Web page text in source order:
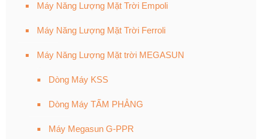
Máy Năng Lượng Mặt Trời Empoli
Máy Năng Lượng Mặt Trời Ferroli
Máy Năng Lượng Mặt trời MEGASUN
Dòng Máy KSS
Dòng Máy TẤM PHẲNG
Máy Megasun G-PPR